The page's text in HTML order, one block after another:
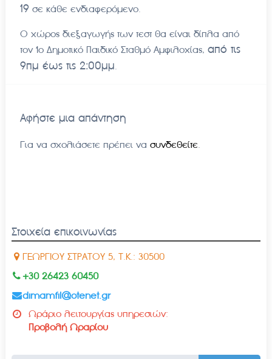
19 σε κάθε ενδιαφερόμενο.
Ο χώρος διεξαγωγής των τεστ θα είναι δίπλα από
τον 1ο Δημοτικό Παιδικό Σταθμό Αμφιλοχίας, από τις
9πμ έως τις 2:00μμ.
Αφήστε μια απάντηση
Για να σχολιάσετε πρέπει να συνδεθείτε.
Στοιχεία επικοινωνίας
ΓΕΩΡΓΙΟΥ ΣΤΡΑΤΟΥ 5, Τ.Κ.: 30500
+30 26423 60450
dimamfil@otenet.gr
Ωράριο λειτουργίας υπηρεσιών:
Προβολή Ωραρίου